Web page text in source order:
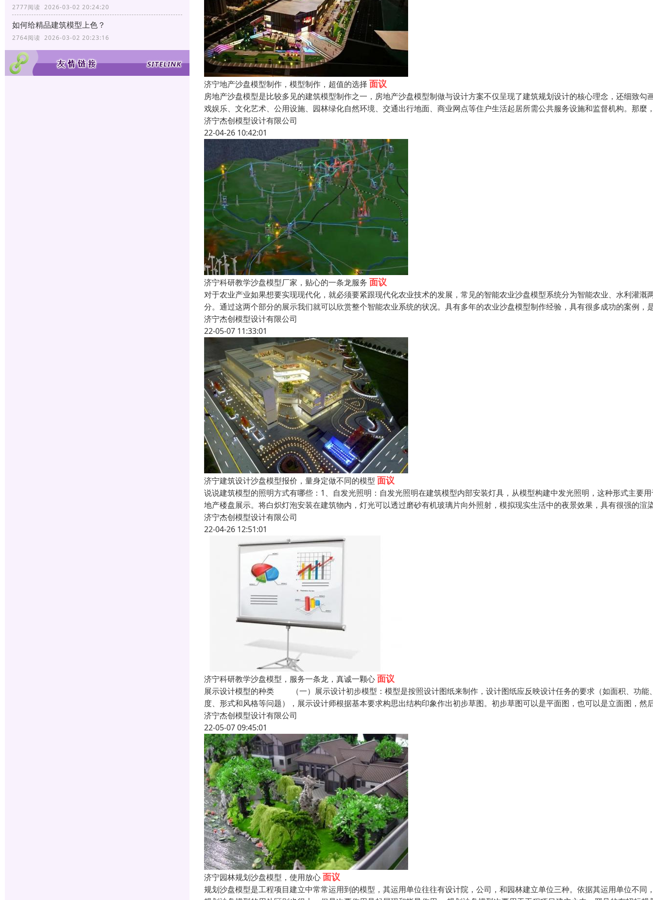
2777阅读 2026-03-02 20:24:20
如何给精品建筑模型上色？
2764阅读 2026-03-02 20:23:16
济宁地产沙盘模型制作，模型制作，超值的选择 面议
房地产沙盘模型是比较多见的建筑模型制作之一，房地产沙盘模型制做与设计方案不仅呈现了建筑规划设计的核心理念，还细致勾
戏娱乐、文化艺术、公用设施、园林绿化自然环境、交通出行地面、商业网点等住户生活起居所需公共服务设施和监督机构。那麼
济宁杰创模型设计有限公司
22-04-26 10:42:01
济宁科研教学沙盘模型厂家，贴心的一条龙服务 面议
对于农业产业如果想要实现现代化，就必须要紧跟现代化农业技术的发展，常见的智能农业沙盘模型系统分为智能农业、水利灌溉
分。通过这两个部分的展示我们就可以欣赏整个智能农业系统的状况。具有多年的农业沙盘模型制作经验，具有很多成功的案例，
济宁杰创模型设计有限公司
22-05-07 11:33:01
济宁建筑设计沙盘模型报价，量身定做不同的模型 面议
说说建筑模型的照明方式有哪些：1、自发光照明：自发光照明在建筑模型内部安装灯具，从模型构建中发光照明，这种形式主要
地产楼盘展示。将白炽灯泡安装在建筑物内，灯光可以透过磨砂有机玻璃片向外照射，模拟现实生活中的夜景效果，具有很强的渲
济宁杰创模型设计有限公司
22-04-26 12:51:01
济宁科研教学沙盘模型，服务一条龙，真诚一颗心面议
展示设计模型的种类 （一）展示设计初步模型：模型是按照设计图纸来制作，设计图纸应反映设计任务的要求（如面积、功能
度、形式和风格等问题），展示设计师根据基本要求构思出结构印象作出初步草图。初步草图可以是平面图，也可以是立面图，然
济宁杰创模型设计有限公司
22-05-07 09:45:01
济宁园林规划沙盘模型，使用放心面议
规划沙盘模型是工程项目建立中常常运用到的模型，其运用单位往往有设计院，公司，和园林建立单位三种。依据其运用单位不同